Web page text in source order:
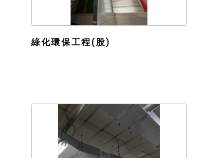
綠化環保工程(股)